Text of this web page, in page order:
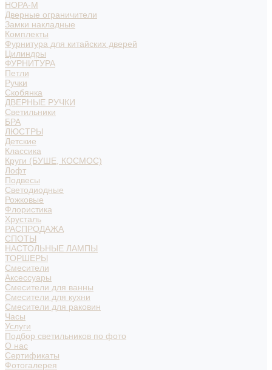
НОРА-М
Дверные ограничители
Замки накладные
Комплекты
Фурнитура для китайских дверей
Цилиндры
ФУРНИТУРА
Петли
Ручки
Скобянка
ДВЕРНЫЕ РУЧКИ
Светильники
БРА
ЛЮСТРЫ
Детские
Классика
Круги (БУШЕ, КОСМОС)
Лофт
Подвесы
Светодиодные
Рожковые
Флористика
Хрусталь
РАСПРОДАЖА
СПОТЫ
НАСТОЛЬНЫЕ ЛАМПЫ
ТОРШЕРЫ
Смесители
Аксессуары
Смесители для ванны
Смесители для кухни
Смесители для раковин
Часы
Услуги
Подбор светильников по фото
О нас
Сертификаты
Фотогалерея